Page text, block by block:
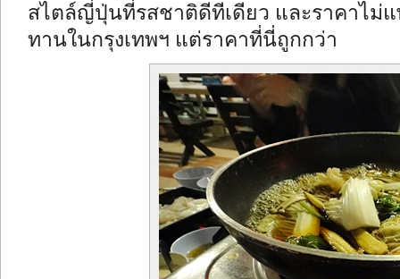
สไตล์ญี่ปุ่นที่รสชาติดีทีเดียว และราคาไม่
ทานในกรุงเทพฯ แต่ราคาที่นี่ถูกกว่า